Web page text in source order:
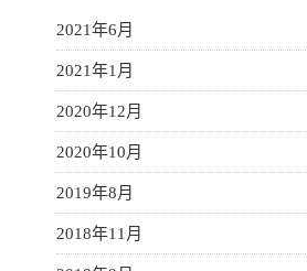
2021年6月
2021年1月
2020年12月
2020年10月
2019年8月
2018年11月